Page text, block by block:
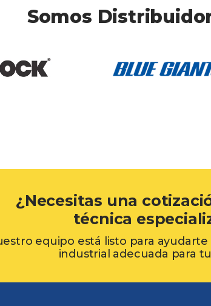
Somos
¿Necesitas una
técnica
equipo está listo para
industrial adecuada para